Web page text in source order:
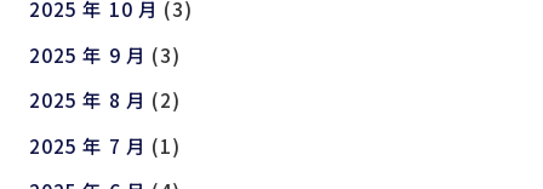
2025 年 10 月 (3)
2025 年 9 月 (3)
2025 年 8 月 (2)
2025 年 7 月 (1)